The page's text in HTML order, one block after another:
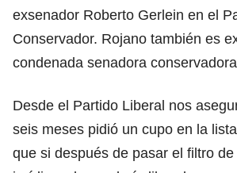
exsenador Roberto Gerlein en el
Conservador. Rojano también es
condenada senadora
Desde el Partido Liberal nos
seis meses pidió un cupo en la
que si después de pasar el filtro